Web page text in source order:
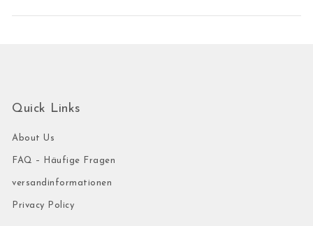
Quick Links
About Us
FAQ – Häufige Fragen
versandinformationen
Privacy Policy